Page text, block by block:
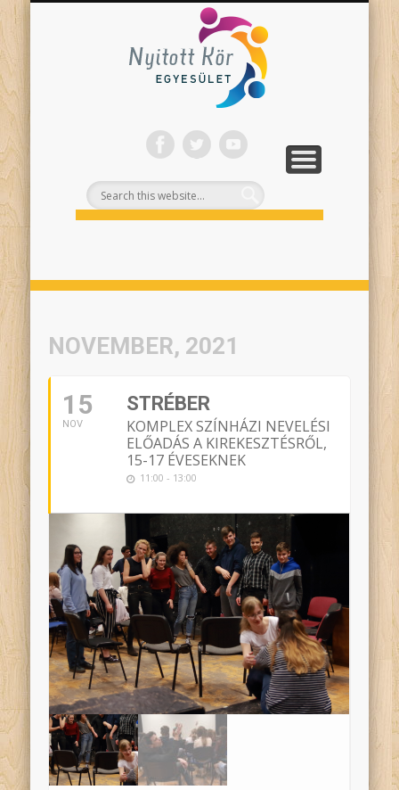
SZÍNHÁZI NEVELÉS
ONLINE PROGRAMJAINK
FELNŐTTEKNEK
PROJEKTEK
RÓLUNK
TÁMOGASS!
NOVEMBER, 2021
15
NOV
STRÉBER
KOMPLEX SZÍNHÁZI NEVELÉSI
ELŐADÁS A KIREKESZTÉSRŐL,
15-17 ÉVESEKNEK
11:00 - 13:00